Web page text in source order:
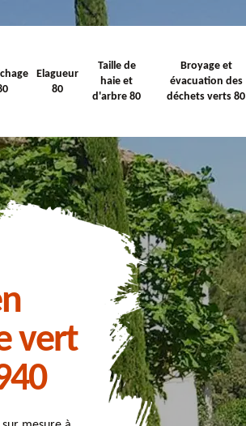
Elagueur
80
Taille de
haie et
d'arbre 80
Broyage et
évacuation des
déchets verts 80
vert